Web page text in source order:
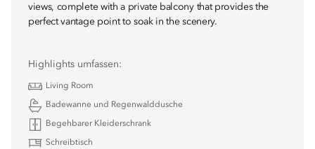
views, complete with a private balcony that provides the
perfect vantage point to soak in the scenery.
Highlights umfassen:
Living Room
Badewanne und Regenwalddusche
Begehbarer Kleiderschrank
Schreibtisch